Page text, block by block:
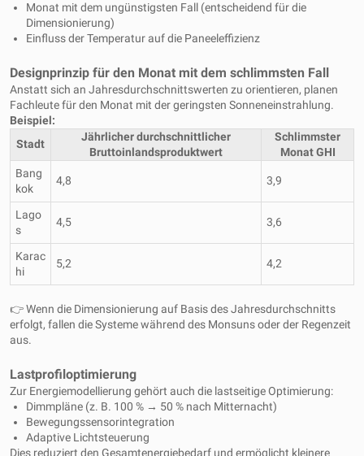
Monat mit dem ungünstigsten Fall (entscheidend für die
Dimensionierung)
Einfluss der Temperatur auf die Paneeleffizienz
Designprinzip für den Monat mit dem schlimmsten Fall
Anstatt sich an Jahresdurchschnittswerten zu orientieren, planen
Fachleute für den Monat mit der geringsten Sonneneinstrahlung.
Beispiel:
Stadt
Jährlicher durchschnittlicher
Bruttoinlandsproduktwert
Schlimmster
Monat GHI
Bang
kok
4,8 3,9
Lago
s
4,5 3,6
Karac
hi
5,2 4,2
👉 Wenn die Dimensionierung auf Basis des Jahresdurchschnitts
erfolgt, fallen die Systeme während des Monsuns oder der Regenzeit
aus.
Lastprofiloptimierung
Zur Energiemodellierung gehört auch die lastseitige Optimierung:
Dimmpläne (z. B. 100 % → 50 % nach Mitternacht)
Bewegungssensorintegration
Adaptive Lichtsteuerung
Dies reduziert den Gesamtenergiebedarf und ermöglicht kleinere